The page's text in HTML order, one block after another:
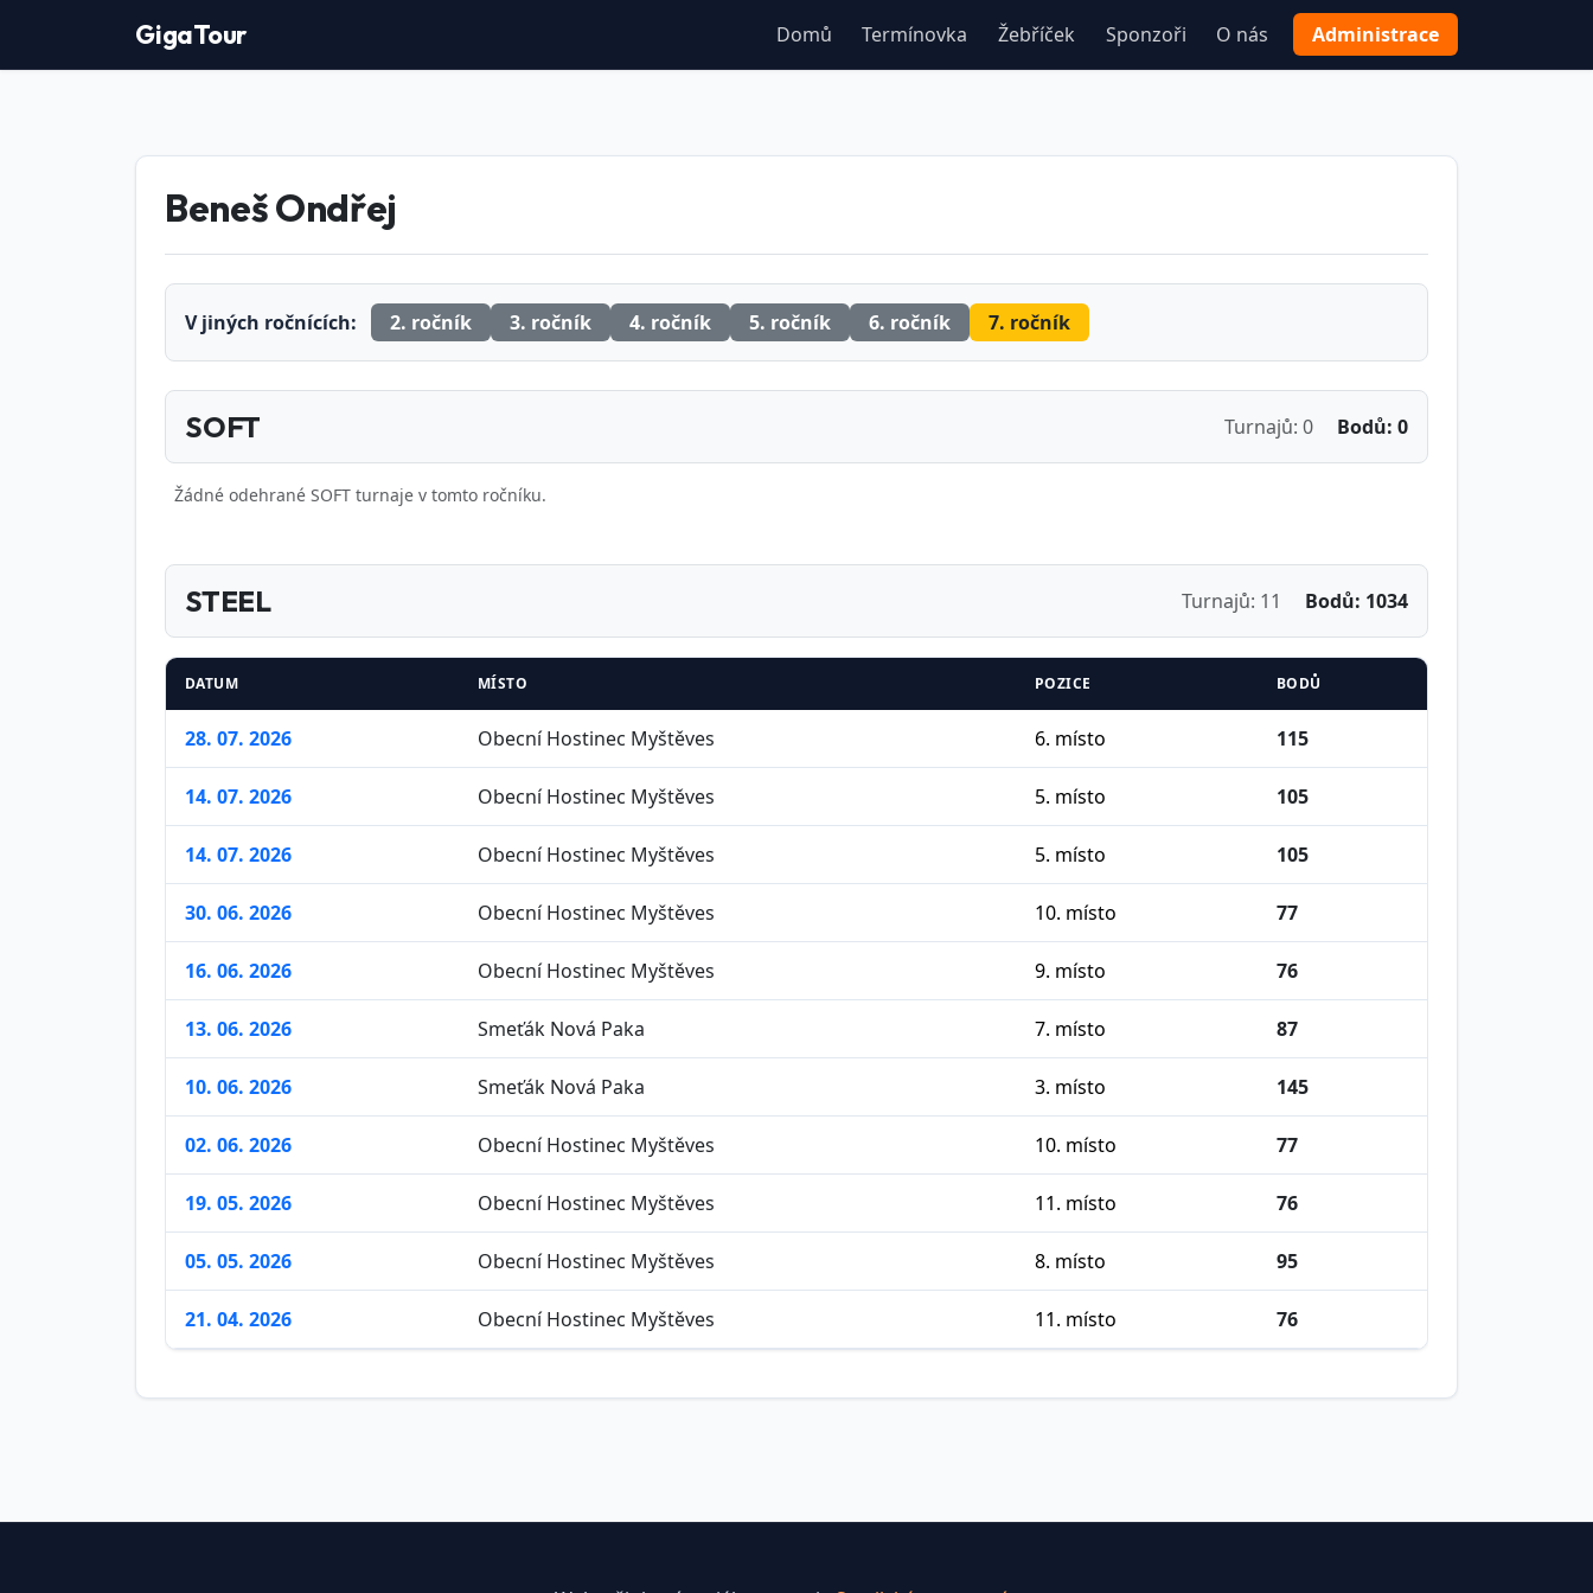
GigaTour Domů Termínovka Žebříček Sponzoři O nás Administrace
Beneš Ondřej
V jiných ročnících: 2. ročník 3. ročník 4. ročník 5. ročník 6. ročník 7. ročník
SOFT Turnajů: 0 Bodů: 0
Žádné odehrané SOFT turnaje v tomto ročníku.
STEEL Turnajů: 11 Bodů: 1034
DATUM MÍSTO POZICE BODŮ
28. 07. 2026 Obecní Hostinec Myštěves 6. místo 115
14. 07. 2026 Obecní Hostinec Myštěves 5. místo 105
14. 07. 2026 Obecní Hostinec Myštěves 5. místo 105
30. 06. 2026 Obecní Hostinec Myštěves 10. místo 77
16. 06. 2026 Obecní Hostinec Myštěves 9. místo 76
13. 06. 2026 Smeťák Nová Paka 7. místo 87
10. 06. 2026 Smeťák Nová Paka 3. místo 145
02. 06. 2026 Obecní Hostinec Myštěves 10. místo 77
19. 05. 2026 Obecní Hostinec Myštěves 11. místo 76
05. 05. 2026 Obecní Hostinec Myštěves 8. místo 95
21. 04. 2026 Obecní Hostinec Myštěves 11. místo 76